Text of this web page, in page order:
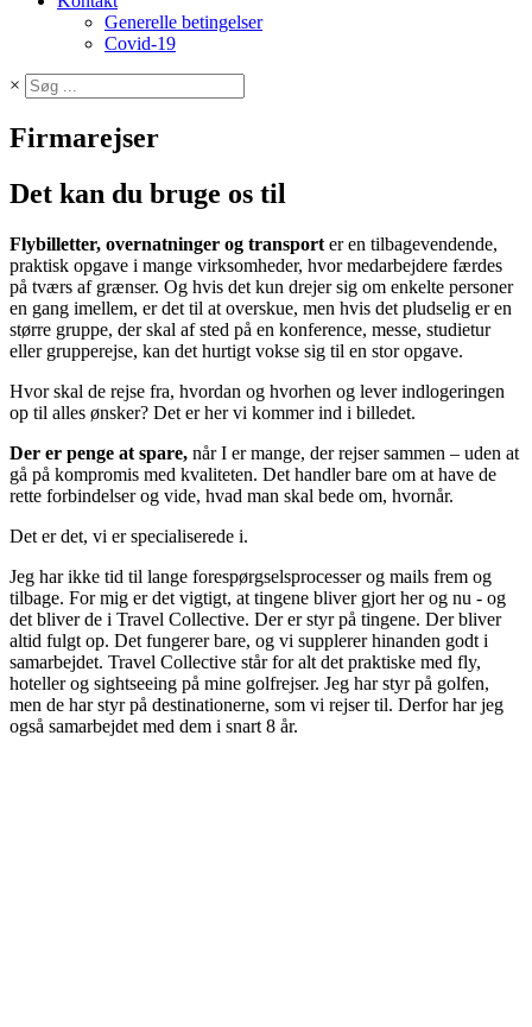
Generelle betingelser
Covid-19
×
Firmarejser
Det kan du bruge os til
Flybilletter, overnatninger og transport er en tilbagevendende,
praktisk opgave i mange virksomheder, hvor medarbejdere færdes
på tværs af grænser. Og hvis det kun drejer sig om enkelte personer
en gang imellem, er det til at overskue, men hvis det pludselig er en
større gruppe, der skal af sted på en konference, messe, studietur
eller grupperejse, kan det hurtigt vokse sig til en stor opgave.
Hvor skal de rejse fra, hvordan og hvorhen og lever indlogeringen
op til alles ønsker? Det er her vi kommer ind i billedet.
Der er penge at spare, når I er mange, der rejser sammen – uden at
gå på kompromis med kvaliteten. Det handler bare om at have de
rette forbindelser og vide, hvad man skal bede om, hvornår.
Det er det, vi er specialiserede i.
Jeg har ikke tid til lange forespørgselsprocesser og mails frem og
tilbage. For mig er det vigtigt, at tingene bliver gjort her og nu - og
det bliver de i Travel Collective. Der er styr på tingene. Der bliver
altid fulgt op. Det fungerer bare, og vi supplerer hinanden godt i
samarbejdet. Travel Collective står for alt det praktiske med fly,
hoteller og sightseeing på mine golfrejser. Jeg har styr på golfen,
men de har styr på destinationerne, som vi rejser til. Derfor har jeg
også samarbejdet med dem i snart 8 år.